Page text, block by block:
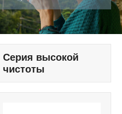
Серия высокой
чистоты